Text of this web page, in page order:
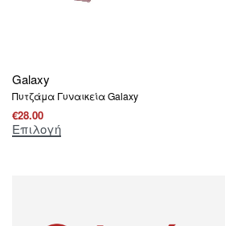
Galaxy
Πυτζάμα Γυναικεία Galaxy
€28.00
Επιλογή